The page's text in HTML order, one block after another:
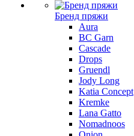
Бренд пряжи
Aura
BC Garn
Cascade
Drops
Gruendl
Jody Long
Katia Concept
Kremke
Lana Gatto
Nomadnoos